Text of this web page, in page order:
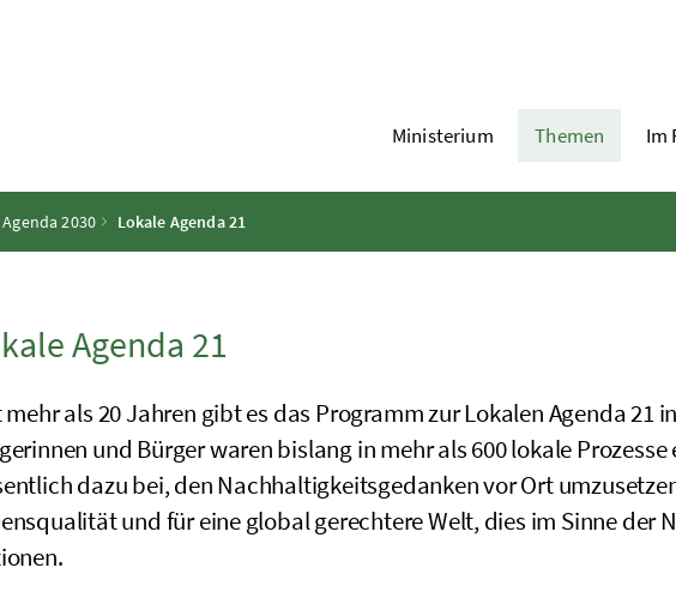
Ministerium Themen Im
Agenda 2030 Lokale Agenda 21
Agenda 21
mehr als 20 Jahren gibt es das Programm zur Lokalen Agenda 21
und Bürger waren bislang in mehr als 600 lokale
dazu bei, den Nachhaltigkeitsgedanken vor Ort
und für eine global gerechtere Welt, dies im Sinne der